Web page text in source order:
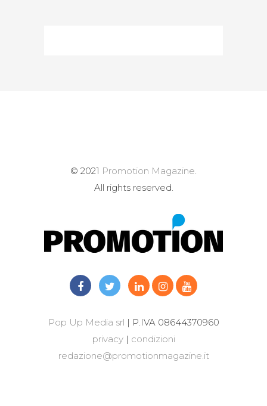
© 2021 Promotion Magazine.
All rights reserved.
Pop Up Media srl | P.IVA 08644370960
privacy| condizioni
redazione@promotionmagazine.it